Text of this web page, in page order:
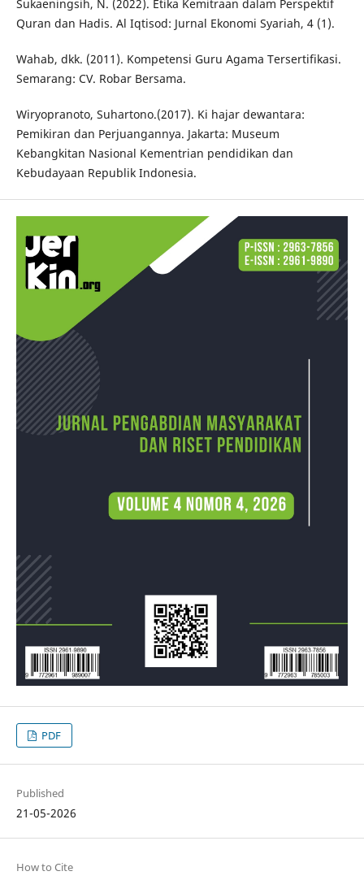
Sukaeningsih, N. (2022). Etika Kemitraan dalam Perspektif
Quran dan Hadis. Al Iqtisod: Jurnal Ekonomi Syariah, 4 (1).
Wahab, dkk. (2011). Kompetensi Guru Agama Tersertifikasi.
Semarang: CV. Robar Bersama.
Wiryopranoto, Suhartono.(2017). Ki hajar dewantara:
Pemikiran dan Perjuangannya. Jakarta: Museum
Kebangkitan Nasional Kementrian pendidikan dan
Kebudayaan Republik Indonesia.
PDF
Published
21-05-2026
How to Cite